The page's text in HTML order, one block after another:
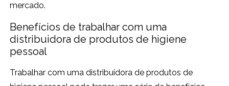
mercado.
Benefícios de trabalhar com uma
distribuidora de produtos de higiene
pessoal
Trabalhar com uma distribuidora de produtos de